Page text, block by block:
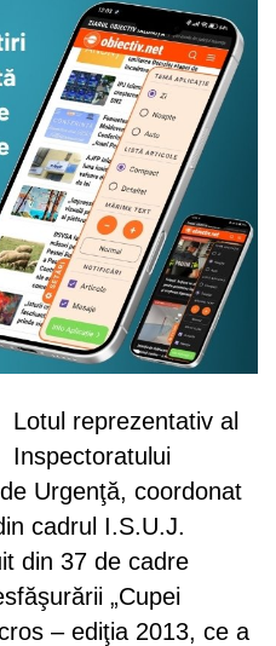
Lotul reprezentativ al
Inspectoratului
Urgenţă, coordonat
cadrul I.S.U.J.
din 37 de cadre
„Cupei
– ediţia 2013, ce a